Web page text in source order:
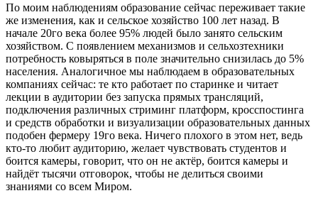
По моим наблюдениям образование сейчас переживает такие
же изменения, как и сельское хозяйство 100 лет назад. В
начале 20го века более 95% людей было занято сельским
хозяйством. С появлением механизмов и сельхозтехники
потребность ковыряться в поле значительно снизилась до 5%
населения. Аналогичное мы наблюдаем в образовательных
компаниях сейчас: те кто работает по старинке и читает
лекции в аудитории без запуска прямых трансляций,
подключения различных стриминг платформ, кросспостинга
и средств обработки и визуализации образовательных данных
подобен фермеру 19го века. Ничего плохого в этом нет, ведь
кто-то любит аудиторию, желает чувствовать студентов и
боится камеры, говорит, что он не актёр, боится камеры и
найдёт тысячи отговорок, чтобы не делиться своими
знаниями со всем Миром.